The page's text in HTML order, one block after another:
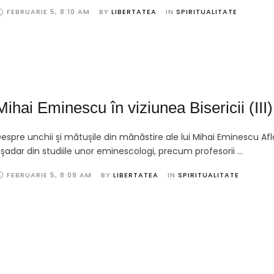
FEBRUARIE 5, 8:10 AM BY LIBERTATEA IN SPIRITUALITATE
Eminescu în viziunea Bisericii (III)
unchii și mătușile din mănăstire ale lui Mihai Eminescu
din studiile unor eminescologi, precum profesorii …
FEBRUARIE 5, 8:09 AM BY LIBERTATEA IN SPIRITUALITATE